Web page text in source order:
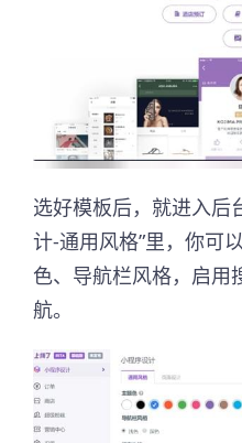
选好模板后，就进入后
计-通用风格”里，你可
色、导航栏风格，启用
航。